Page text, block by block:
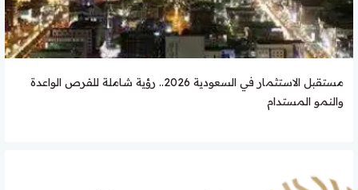
مستقبل الاستثمار في السعودية 2026.. رؤية شاملة للفرص الواعدة
والنمو المستدام